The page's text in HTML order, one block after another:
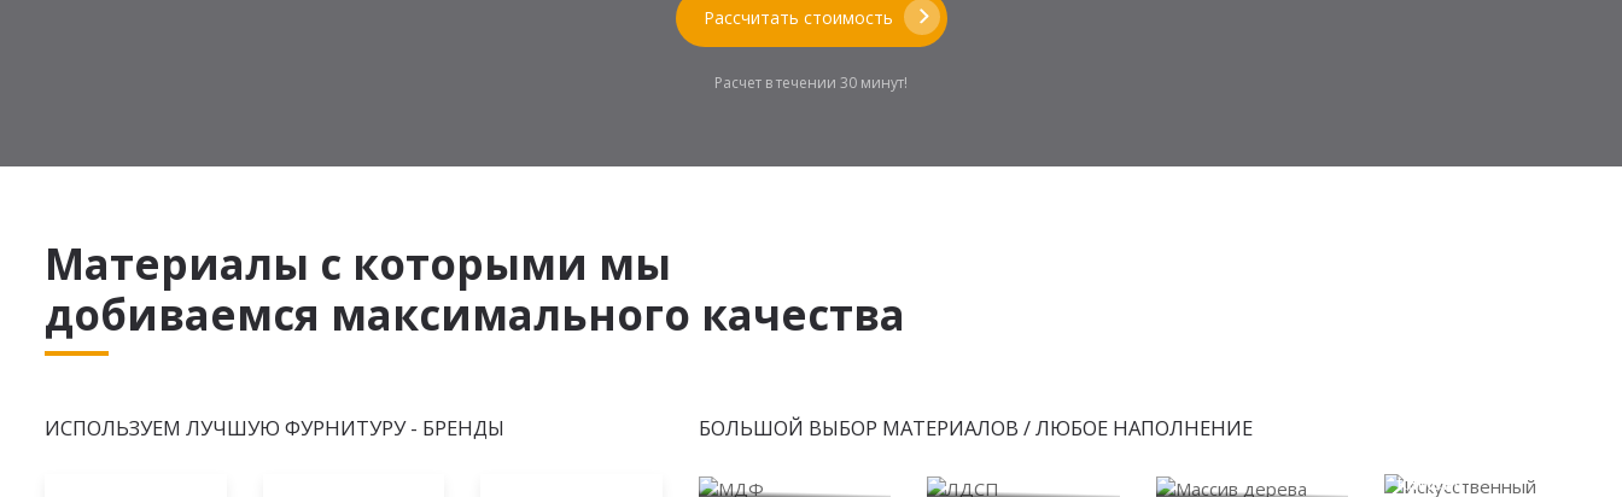
Рассчитать стоимость
Расчет в течении 30 минут!
Материалы с которыми мы
добиваемся максимального качества
ИСПОЛЬЗУЕМ ЛУЧШУЮ ФУРНИТУРУ - БРЕНДЫ БОЛЬШОЙ ВЫБОР МАТЕРИАЛОВ / ЛЮБОЕ НАПОЛНЕНИЕ
камень